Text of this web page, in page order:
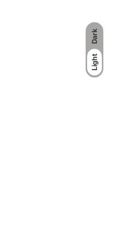
Dark
Light